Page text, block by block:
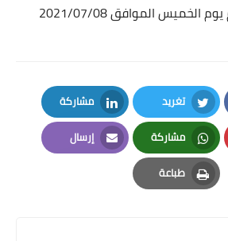
الموافق 2021/07/08
تغريد
Twitter
مشاركة
LinkedIn
مشاركة
Whatsapp
إرسال
Email
طباعة
Print